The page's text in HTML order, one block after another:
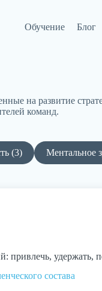
Обучение Блог
на развитие
команд.
(3) Ментальное
привлечь, удержать,
состава